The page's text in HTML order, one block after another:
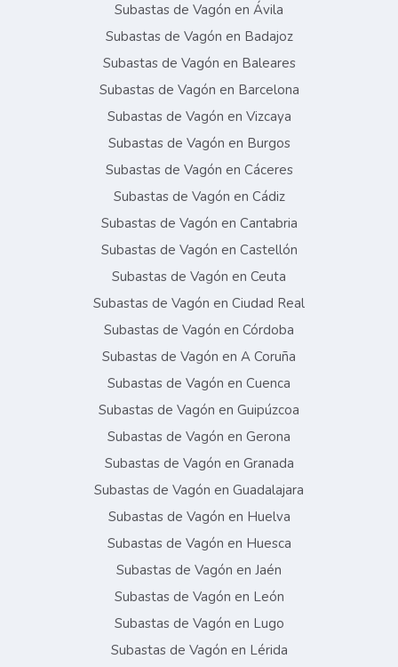
Subastas de Vagón en Ávila
Subastas de Vagón en Badajoz
Subastas de Vagón en Baleares
Subastas de Vagón en Barcelona
Subastas de Vagón en Vizcaya
Subastas de Vagón en Burgos
Subastas de Vagón en Cáceres
Subastas de Vagón en Cádiz
Subastas de Vagón en Cantabria
Subastas de Vagón en Castellón
Subastas de Vagón en Ceuta
Subastas de Vagón en Ciudad Real
Subastas de Vagón en Córdoba
Subastas de Vagón en A Coruña
Subastas de Vagón en Cuenca
Subastas de Vagón en Guipúzcoa
Subastas de Vagón en Gerona
Subastas de Vagón en Granada
Subastas de Vagón en Guadalajara
Subastas de Vagón en Huelva
Subastas de Vagón en Huesca
Subastas de Vagón en Jaén
Subastas de Vagón en León
Subastas de Vagón en Lugo
Subastas de Vagón en Lérida